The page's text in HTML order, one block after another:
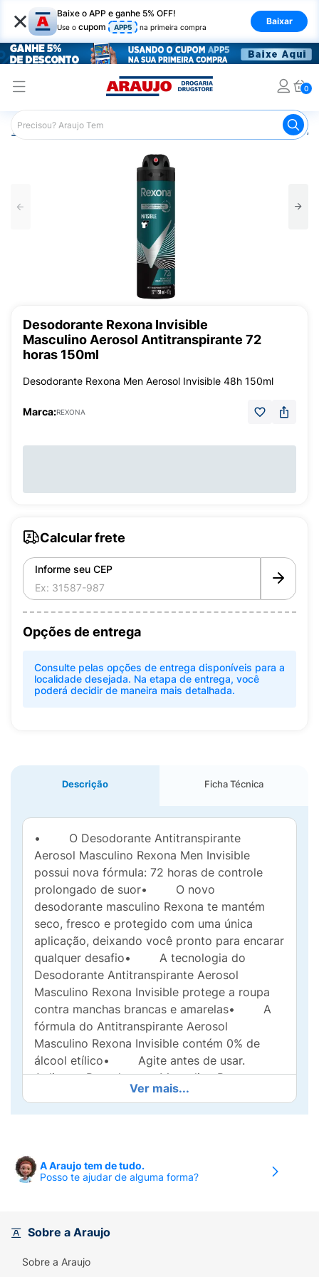
× Baixe o APP e ganhe 5% OFF!
Use o cupom APP5 na primeira compra
Baixar
0
Araujo Higiene Pessoal Desodorante
Desodorante Rexona Invisible
Masculino Aerosol Antitranspirante 72
horas 150ml
Desodorante Rexona Men Aerosol Invisible 48h 150ml
Marca:REXONA
Calcular frete
Informe seu CEP
Opções de entrega
Consulte pelas opções de entrega disponíveis para a
localidade desejada. Na etapa de entrega, você
poderá decidir de maneira mais detalhada.
Descrição Ficha Técnica
• O Desodorante Antitranspirante
Aerosol Masculino Rexona Men Invisible
possui nova fórmula: 72 horas de controle
prolongado de suor• O novo
desodorante masculino Rexona te mantém
seco, fresco e protegido com uma única
aplicação, deixando você pronto para encarar
qualquer desafio• A tecnologia do
Desodorante Antitranspirante Aerosol
Masculino Rexona Invisible protege a roupa
contra manchas brancas e amarelas• A
fórmula do Antitranspirante Aerosol
Masculino Rexona Invisible contém 0% de
álcool etílico• Agite antes de usar.
Aplicar o Desodorante Masculino Rexona
Invisible somente nas axilas a não menos de
15 cm da pele• Este desodorante
reciclável e é feito com energia elétrica 100%
renovávelMais uma vez Rexona se supera e
exclusivo ativo antitranspirante, garantindo
Desodorante Antitranspirante Aerosol
Ver mais...
A Araujo tem de tudo.
Posso te ajudar de alguma forma?
Sobre a Araujo
Sobre a Araujo